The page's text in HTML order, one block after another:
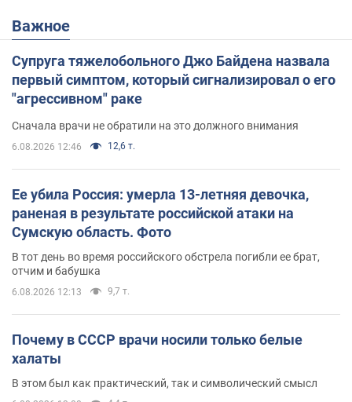
Важное
Супруга тяжелобольного Джо Байдена назвала
первый симптом, который сигнализировал о его
"агрессивном" раке
Сначала врачи не обратили на это должного внимания
6.08.2026 12:46 12,6 т.
Ее убила Россия: умерла 13-летняя девочка,
раненая в результате российской атаки на
Сумскую область. Фото
В тот день во время российского обстрела погибли ее брат,
отчим и бабушка
6.08.2026 12:13 9,7 т.
Почему в СССР врачи носили только белые
халаты
В этом был как практический, так и символический смысл